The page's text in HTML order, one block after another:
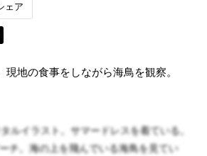
ェア
地の食事をしながら海鳥を観察。
ルイラスト。サマードレスを着ている。
チ。海の上を飛んでいる海鳥を見てい